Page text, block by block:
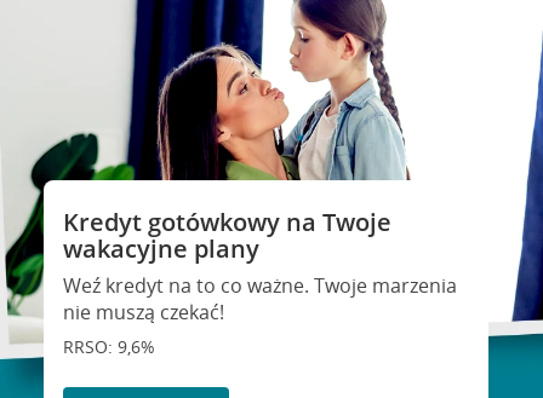
Kredyt gotówkowy na Twoje
wakacyjne plany
Weź kredyt na to co ważne. Twoje marzenia
nie muszą czekać!
RRSO: 9,6%